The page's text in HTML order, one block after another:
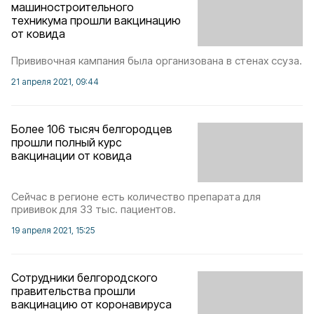
машиностроительного
техникума прошли вакцинацию
от ковида
Прививочная кампания была организована в стенах ссуза.
21 апреля 2021, 09:44
Более 106 тысяч белгородцев
прошли полный курс
вакцинации от ковида
Сейчас в регионе есть количество препарата для
прививок для 33 тыс. пациентов.
19 апреля 2021, 15:25
Сотрудники белгородского
правительства прошли
вакцинацию от коронавируса